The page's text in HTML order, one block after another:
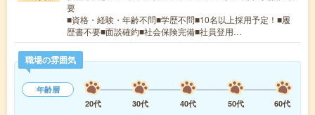
要
■資格・経験・年齢不問■学歴不問■10名以上採用予定！■履
歴書不要■面談確約■社会保険完備■社員登用…
職場の雰囲気
年齢層
20代
30代 40代 50代
60代